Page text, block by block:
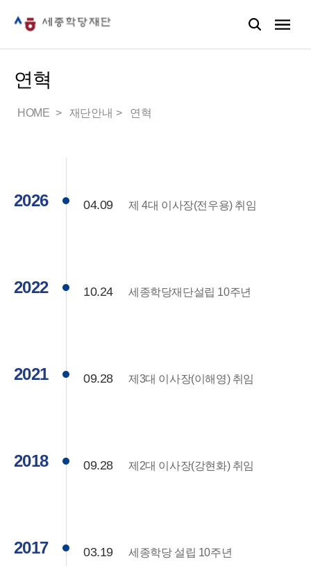
연혁
HOME 재단안내 연혁
2026 04.09 제 4대 이사장(전우용) 취임
2022 10.24 세종학당재단설립 10주년
2021 09.28 제3대 이사장(이해영) 취임
2018 09.28 제2대 이사장(강현화) 취임
2017 03.19 세종학당 설립 10주년